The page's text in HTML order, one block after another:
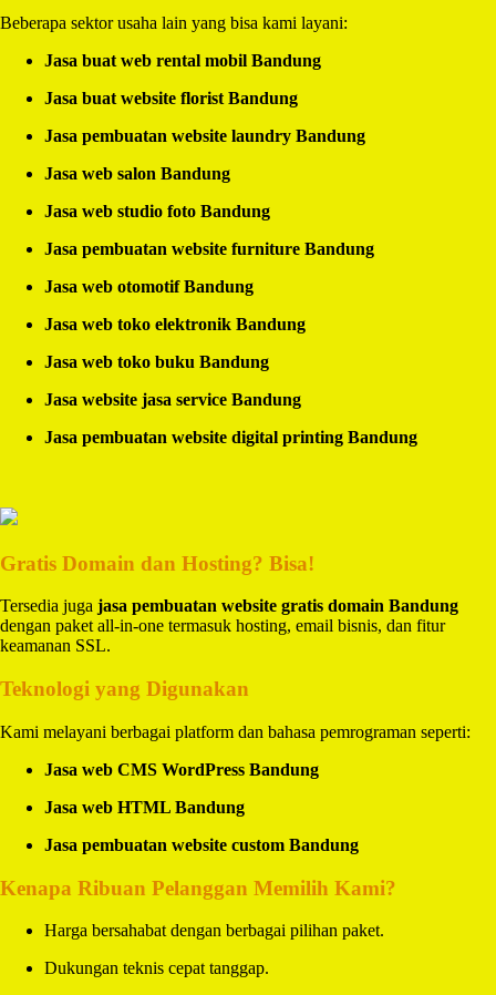
Beberapa sektor usaha lain yang bisa kami layani:
Jasa buat web rental mobil Bandung
Jasa buat website florist Bandung
Jasa pembuatan website laundry Bandung
Jasa web salon Bandung
Jasa web studio foto Bandung
Jasa pembuatan website furniture Bandung
Jasa web otomotif Bandung
Jasa web toko elektronik Bandung
Jasa web toko buku Bandung
Jasa website jasa service Bandung
Jasa pembuatan website digital printing Bandung
Gratis Domain dan Hosting? Bisa!
Tersedia juga jasa pembuatan website gratis domain Bandung
dengan paket all-in-one termasuk hosting, email bisnis, dan fitur
keamanan SSL.
Teknologi yang Digunakan
Kami melayani berbagai platform dan bahasa pemrograman seperti:
Jasa web CMS WordPress Bandung
Jasa web HTML Bandung
Jasa pembuatan website custom Bandung
Kenapa Ribuan Pelanggan Memilih Kami?
Harga bersahabat dengan berbagai pilihan paket.
Dukungan teknis cepat tanggap.